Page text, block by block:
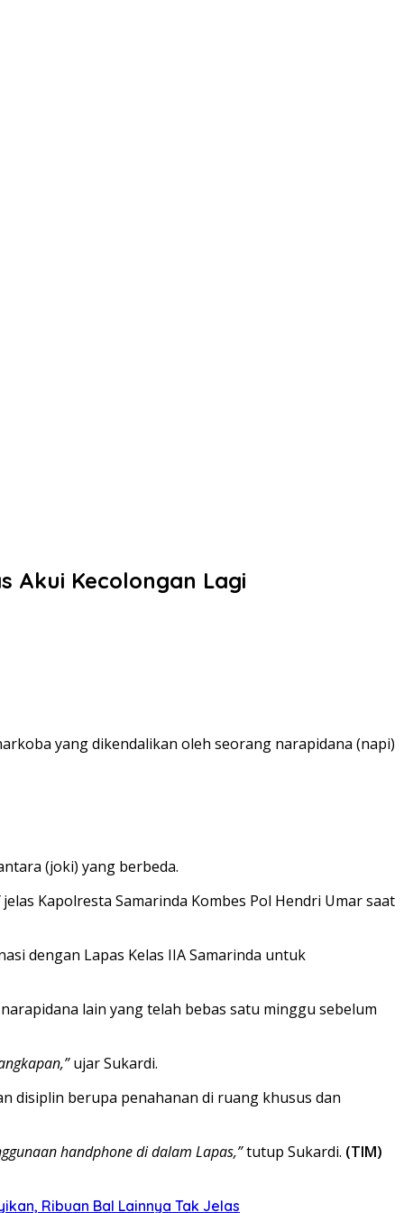
Akui Kecolongan Lagi
yang dikendalikan oleh seorang narapidana (napi)
(joki) yang berbeda.
jelas Kapolresta Samarinda Kombes Pol Hendri Umar saat
dengan Lapas Kelas IIA Samarinda untuk
lain yang telah bebas satu minggu sebelum
ujar Sukardi.
disiplin berupa penahanan di ruang khusus dan
handphone di dalam Lapas,”tutup Sukardi. (TIM)
Ribuan Bal Lainnya Tak Jelas